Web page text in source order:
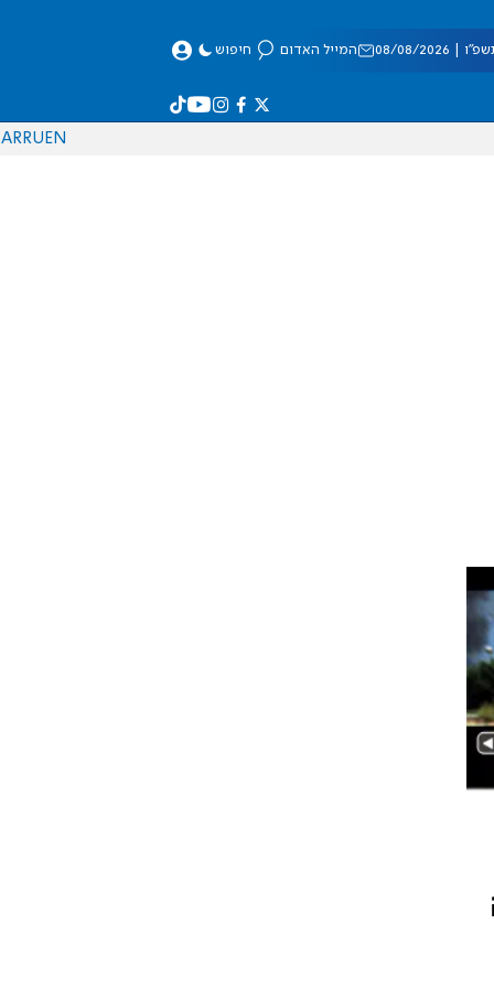
08/2026 המייל האדום חיפוש
EN
RU
AR